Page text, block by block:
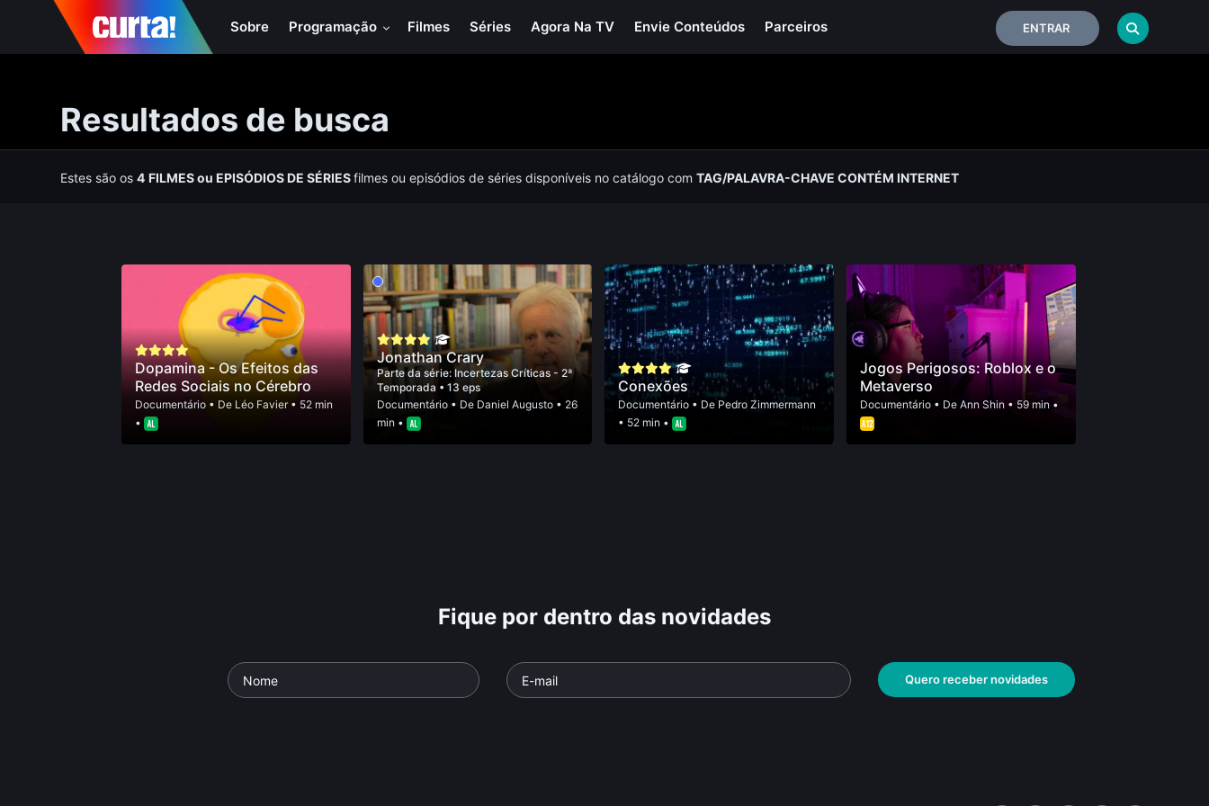
Sobre Programação Filmes Séries Agora Na TV Envie Conteúdos Parceiros ENTRAR
Resultados de busca
Estes são os4 FILMESou EPISÓDIOS DE SÉRIESfilmes ou episódios de séries disponíveis no catálogo comTAG/PALAVRA-CHAVE CONTÉM INTERNET
Dopamina - Os Efeitos das
Redes Sociais no Cérebro
Documentário• De Léo Favier• 52 min
•
Jonathan Crary
Parte da série: Incertezas Críticas - 2ª
Temporada • 13 eps
Documentário• De Daniel Augusto• 26
min •
Conexões
Documentário • De Pedro Zimmermann
• 52 min •
Jogos Perigosos: Roblox e o
Metaverso
Documentário • DeAnn Shin • 59 min •
Fique por dentro das novidades
Quero receber novidades